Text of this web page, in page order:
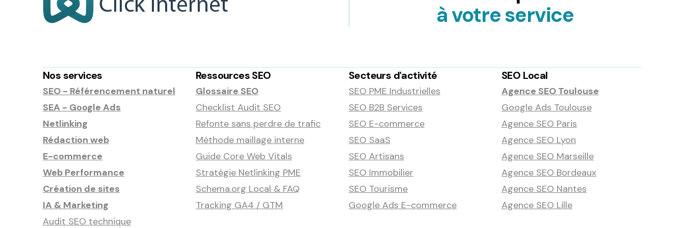
à votre service
Nos services
SEO - Référencement naturel
SEA - Google Ads
Netlinking
Rédaction web
E-commerce
Web Performance
Création de sites
IA & Marketing
Audit SEO technique
Ressources SEO
Glossaire SEO
Checklist Audit SEO
Refonte sans perdre de trafic
Méthode maillage interne
Guide Core Web Vitals
Stratégie Netlinking PME
Schema.org Local & FAQ
Tracking GA4 / GTM
Secteurs d'activité
SEO PME Industrielles
SEO B2B Services
SEO E-commerce
SEO SaaS
SEO Artisans
SEO Immobilier
SEO Tourisme
Google Ads E-commerce
SEO Local
Agence SEO Toulouse
Google Ads Toulouse
Agence SEO Paris
Agence SEO Lyon
Agence SEO Marseille
Agence SEO Bordeaux
Agence SEO Nantes
Agence SEO Lille